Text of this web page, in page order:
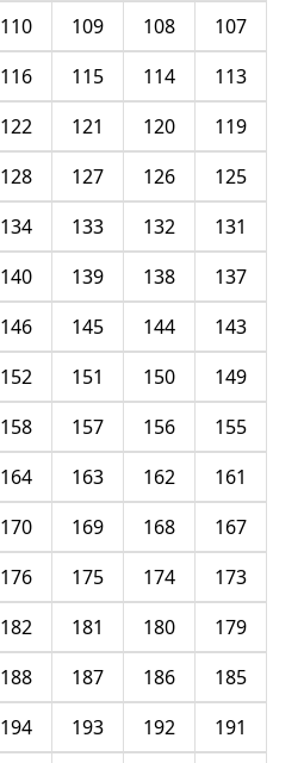
107
108
109
110
113
114
115
116
119
120
121
122
125
126
127
128
131
132
133
134
137
138
139
140
143
144
145
146
149
150
151
152
155
156
157
158
161
162
163
164
167
168
169
170
173
174
175
176
179
180
181
182
185
186
187
188
191
192
193
194